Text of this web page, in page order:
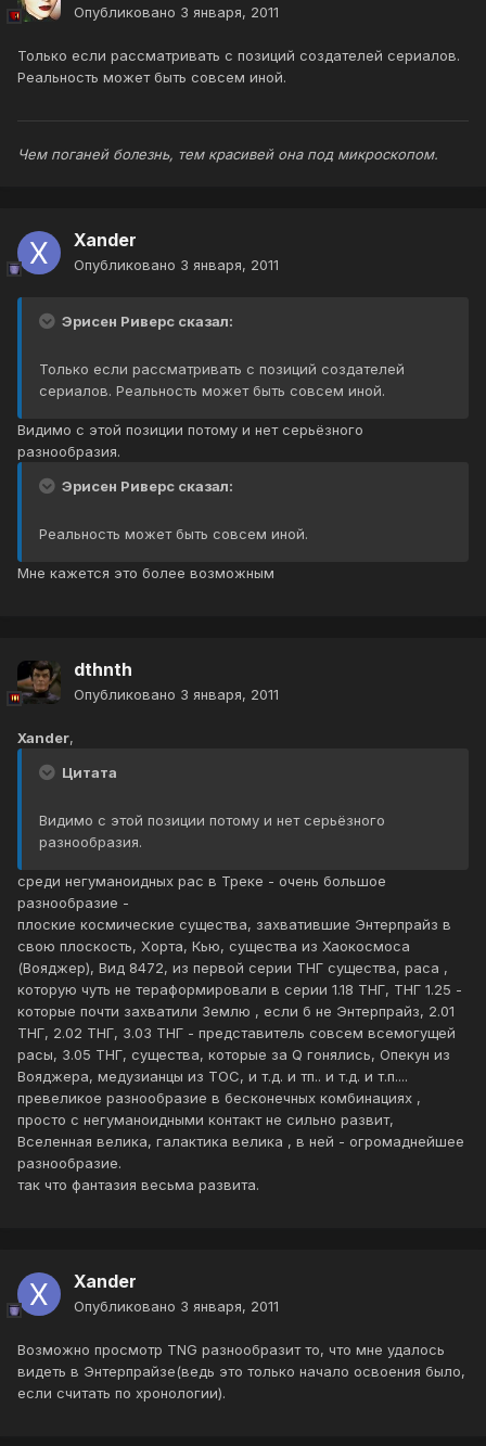
Опубликовано 3 января, 2011
Только если рассматривать с позиций создателей сериалов.
Реальность может быть совсем иной.
Чем поганей болезнь, тем красивей она под микроскопом.
Xander
Опубликовано 3 января, 2011
Эрисен Риверс сказал:
Только если рассматривать с позиций создателей
сериалов. Реальность может быть совсем иной.
Видимо с этой позиции потому и нет серьёзного
разнообразия.
Эрисен Риверс сказал:
Реальность может быть совсем иной.
Мне кажется это более возможным
dthnth
Опубликовано 3 января, 2011
Xander,
Цитата
Видимо с этой позиции потому и нет серьёзного
разнообразия.
среди негуманоидных рас в Треке - очень большое
разнообразие -
плоские космические существа, захватившие Энтерпрайз в
свою плоскость, Хорта, Кью, существа из Хаокосмоса
(Вояджер), Вид 8472, из первой серии ТНГ существа, раса ,
которую чуть не тераформировали в серии 1.18 ТНГ, ТНГ 1.25 -
которые почти захватили Землю , если б не Энтерпрайз, 2.01
ТНГ, 2.02 ТНГ, 3.03 ТНГ - представитель совсем всемогущей
расы, 3.05 ТНГ, существа, которые за Q гонялись, Опекун из
Вояджера, медузианцы из ТОС, и т.д. и тп.. и т.д. и т.п....
превеликое разнообразие в бесконечных комбинациях ,
просто с негуманоидными контакт не сильно развит,
Вселенная велика, галактика велика , в ней - огромаднейшее
разнообразие.
так что фантазия весьма развита.
Xander
Опубликовано 3 января, 2011
Возможно просмотр TNG разнообразит то, что мне удалось
видеть в Энтерпрайзе(ведь это только начало освоения было,
если считать по хронологии).